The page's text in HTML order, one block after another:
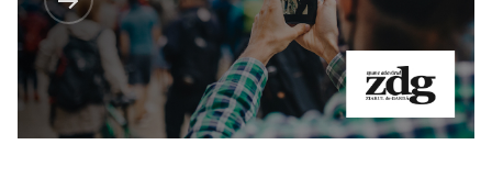
Trimite o informație
Despre ZdG
in English
на русском